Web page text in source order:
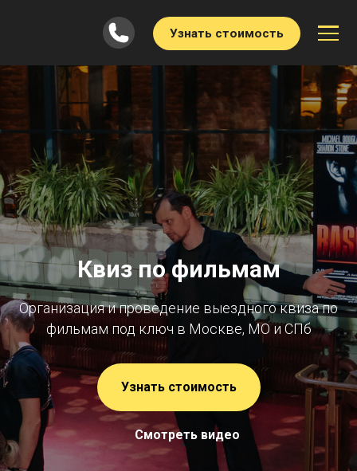
Узнать стоимость
Квиз по фильмам
Организация и проведение выездного квиза по
фильмам под ключ в Москве, МО и СПб
Узнать стоимость
Смотреть видео